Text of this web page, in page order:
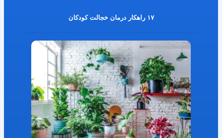
۱۷ راهکار درمان خجالت کودکان